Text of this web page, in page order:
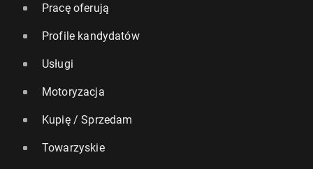
Pracę oferują
Profile kandydatów
Usługi
Motoryzacja
Kupię / Sprzedam
Towarzyskie